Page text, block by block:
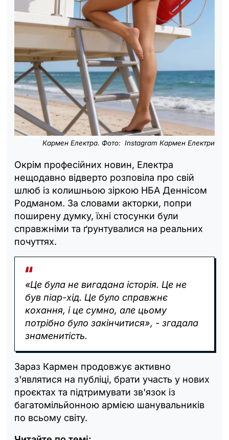
Кармен Електра. Фото: Instagram Кармен Електри
Окрім професійних новин, Електра
нещодавно відверто розповіла про свій
шлюб із колишньою зіркою НБА Деннісом
Родманом. За словами акторки, попри
поширену думку, їхні стосунки були
справжніми та ґрунтувалися на реальних
почуттях.
«Це була не вигадана історія. Це не
був піар-хід. Це було справжнє
кохання, і це сумно, але цьому
потрібно було закінчитися», - згадала
знаменитість.
Зараз Кармен продовжує активно
з'являтися на публіці, брати участь у нових
проєктах та підтримувати зв'язок із
багатомільйонною армією шанувальників
по всьому світу.